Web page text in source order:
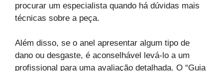
procurar um especialista quando há dúvidas mais
técnicas sobre a peça.
Além disso, se o anel apresentar algum tipo de
dano ou desgaste, é aconselhável levá-lo a um
profissional para uma avaliação detalhada. O “Guia